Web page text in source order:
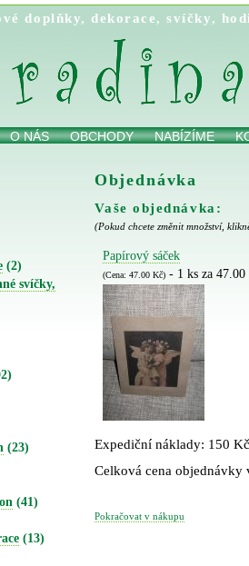
doplňky,dekorace,svíčky,
O NÁS OBCHODY NABÍZÍME
(2)
svíčky,
(23)
(41)
(13)
Objednávka
Vaše objednávka:
(Pokud chcete změnit množství,
Papírový sáček
(Cena: 47.00 Kč)- 1 ks za 47.00
Expediční náklady: 150 Kč
Celková cena
Pokračovat v nákupu